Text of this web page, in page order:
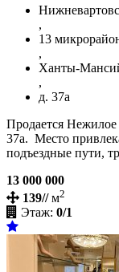
,
13
,
Ханты-
,
д. 37а
Продается
37а. Место
подъездные пути,
13 000 000
139//м2
Этаж: 0/1